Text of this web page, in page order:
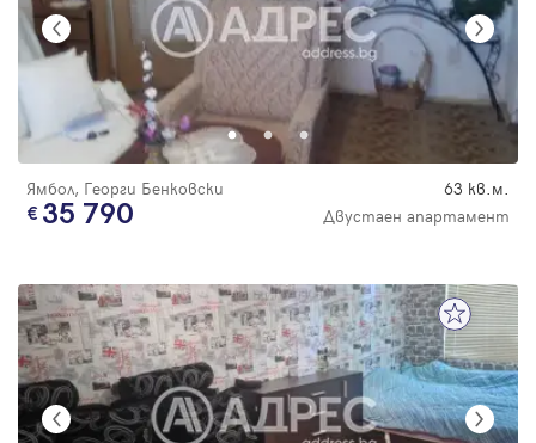
Ямбол, Георги Бенковски 63 кв.м.
35 790 Двустаен апартамент